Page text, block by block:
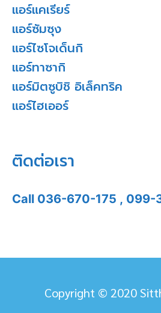
แอร์แคเรียร์
แอร์ซัมซุง
แอร์ไซโจเด็นกิ
แอร์ทาซากิ
แอร์มิตซูบิชิ อิเล็คทริค
แอร์ไฮเออร์
ติดต่อเรา
Call 036-670-175 , 099-
Copyright © 2020